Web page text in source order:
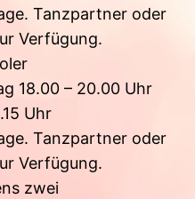
Tanzpartner oder
Verfügung.
18.00 – 20.00 Uhr
Uhr
Tanzpartner oder
Verfügung.
zwei